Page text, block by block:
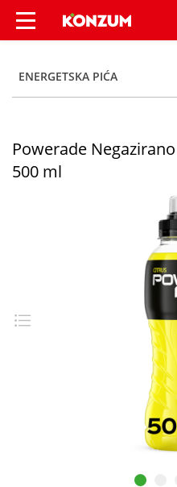
Powerade
ENERGETSKA PIĆA
Powerade
500 ml